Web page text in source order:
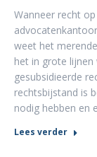
Wanneer recht
weet het
het in grote lijnen
gesubsidieerde
rechtsbijstand is
nodig hebben en
Lees verder